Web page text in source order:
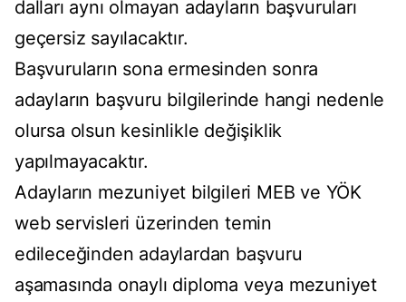
dalları aynı olmayan adayların başvuruları
geçersiz sayılacaktır.
Başvuruların sona ermesinden sonra
adayların başvuru bilgilerinde hangi nedenle
olursa olsun kesinlikle değişiklik
yapılmayacaktır.
Adayların mezuniyet bilgileri MEB ve YÖK
web servisleri üzerinden temin
edileceğinden adaylardan başvuru
aşamasında onaylı diploma veya mezuniyet